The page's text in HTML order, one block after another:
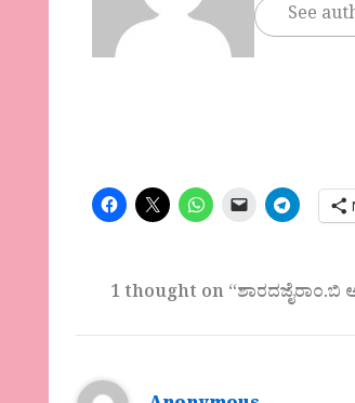
See
1 thought on “ಶಾರದಜೈರಾಂ.ಬಿ